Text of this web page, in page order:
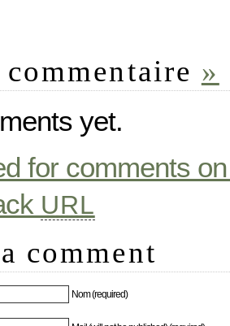
commentaire »
yet.
for comments
URL
comment
Nom (required)